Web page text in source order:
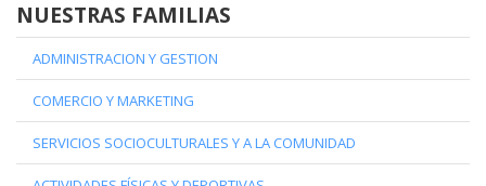
NUESTRAS FAMILIAS
ADMINISTRACION Y GESTION
COMERCIO Y MARKETING
SERVICIOS SOCIOCULTURALES Y A LA COMUNIDAD